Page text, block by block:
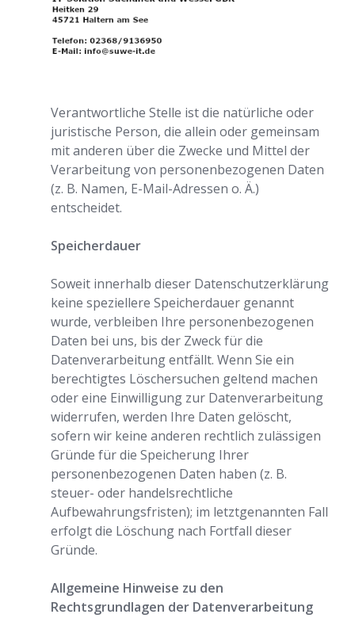
Verantwortliche Stelle ist die natürliche oder
juristische Person, die allein oder gemeinsam
mit anderen über die Zwecke und Mittel der
Verarbeitung von personenbezogenen Daten
(z. B. Namen, E-Mail-Adressen o. Ä.)
entscheidet.
Speicherdauer
Soweit innerhalb dieser Datenschutzerklärung
keine speziellere Speicherdauer genannt
wurde, verbleiben Ihre personenbezogenen
Daten bei uns, bis der Zweck für die
Datenverarbeitung entfällt. Wenn Sie ein
berechtigtes Löschersuchen geltend machen
oder eine Einwilligung zur Datenverarbeitung
widerrufen, werden Ihre Daten gelöscht,
sofern wir keine anderen rechtlich zulässigen
Gründe für die Speicherung Ihrer
personenbezogenen Daten haben (z. B.
steuer- oder handelsrechtliche
Aufbewahrungsfristen); im letztgenannten Fall
erfolgt die Löschung nach Fortfall dieser
Gründe.
Allgemeine Hinweise zu den
Rechtsgrundlagen der Datenverarbeitung